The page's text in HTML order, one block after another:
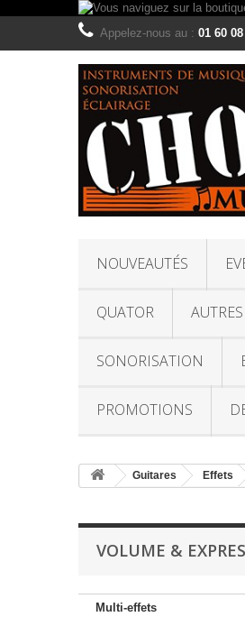
Appelez-nous au : 01 60
NOUVEAUTÉS
QUATOR
SONORISATION
PROMOTIONS
Guitares Effets
VOLUME &
Multi-effets